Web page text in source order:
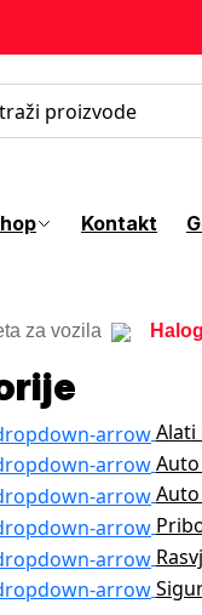
Kontakt
za vozila